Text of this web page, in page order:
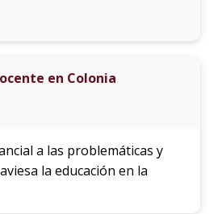
en Colonia
a las problemáticas y
la educación en la